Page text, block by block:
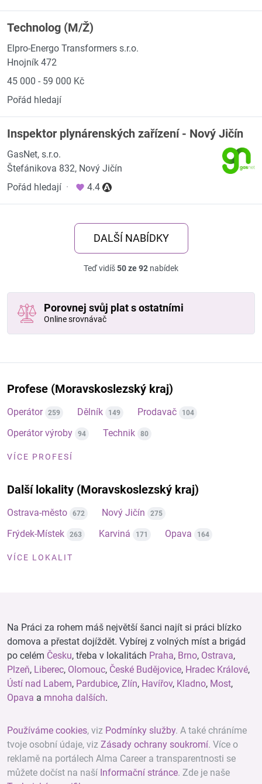
Technolog (M/Ž)
Elpro-Energo Transformers s.r.o.
Hnojník 472
45 000 - 59 000 Kč
Pořád hledají
Inspektor plynárenských zařízení - Nový Jičín
GasNet, s.r.o.
Štefánikova 832, Nový Jičín
Pořád hledají · 4.4
DALŠÍ NABÍDKY
Teď vidíš50 ze 92 nabídek
Porovnej svůj plat s ostatními
Online srovnávač
Profese (Moravskoslezský kraj)
Operátor 259 Dělník 149 Prodavač 104
Operátor výroby 94 Technik 80
VÍCE PROFESÍ
Další lokality (Moravskoslezský kraj)
Ostrava-město 672 Nový Jičín 275
Frýdek-Místek 263 Karviná 171 Opava 164
VÍCE LOKALIT
Na Práci za rohem máš největší šanci najít si práci blízko
domova a přestat dojíždět. Vybírej z volných míst a brigád
po celém Česku, třeba v lokalitách Praha, Brno, Ostrava,
Plzeň, Liberec, Olomouc, České Budějovice, Hradec Králové,
Ústí nad Labem, Pardubice, Zlín, Havířov, Kladno, Most,
Opava a mnoha dalších.
Používáme cookies, viz Podmínky služby. A také chráníme
tvoje osobní údaje, viz Zásady ochrany soukromí. Více o
reklamě na portálech Alma Career a transparentnosti se
můžete dočíst na naší Informační stránce. Zde je naše